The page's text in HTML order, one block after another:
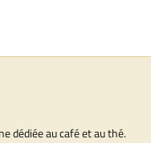
dédiée au café et au thé.